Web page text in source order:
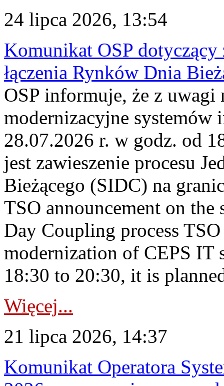
24 lipca 2026, 13:54
Komunikat OSP dotyczący
łączenia Rynków Dnia
OSP informuje, że z uwagi
modernizacyjne
28.07.2026 r. w godz. od
jest zawieszenie procesu
Bieżącego (SIDC) na
TSO announcement on
Day Coupling process
modernization of CEPS IT
18:30 to 20:30, it is
Więcej...
21 lipca 2026, 14:37
Komunikat Operatora